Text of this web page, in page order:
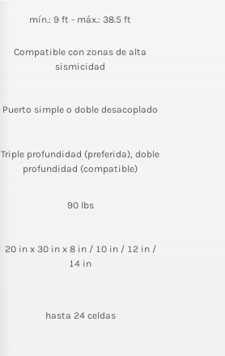
mín.: 9 ft - máx.: 38.5 ft
Compatible con zonas de alta
sismicidad
Puerto simple o doble desacoplado
Triple profundidad (preferida), doble
profundidad (compatible)
90 lbs
20 in x 30 in x 8 in / 10 in / 12 in /
14 in
hasta 24 celdas